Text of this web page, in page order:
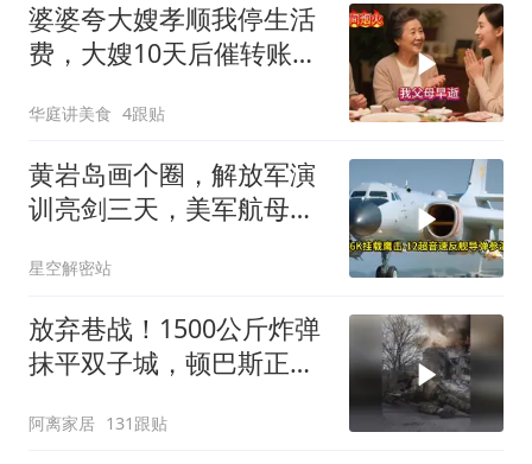
婆婆夸大嫂孝顺我停生活
费，大嫂10天后催转账，
华庭讲美食 4跟贴
黄岩岛画个圈，解放军演
训亮剑三天，美军航母从
星空解密站
放弃巷战！1500公斤炸弹
抹平双子城，顿巴斯正变
阿离家居 131跟贴